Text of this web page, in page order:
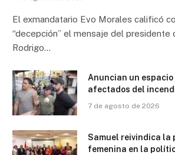
El exmandatario Evo Morales calificó
“decepción” el mensaje del presidente
Rodrigo…
Anuncian un
afectados del
7 de agosto de 2026
Samuel reivindica la
femenina en la